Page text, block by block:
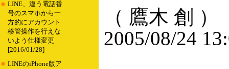
■ LINE、違う電話番
号のスマホから一
方的にアカウント
移管操作を行えな
いよう仕様変更
[2016/01/28]
■ LINEのiPhone版ア
（ 鷹木 創 ）
2005/08/24